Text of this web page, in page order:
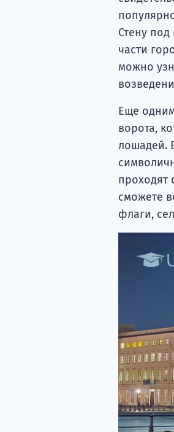
Стену
части
можно
Еще
ворота,
лошадей.
проходят
сможете
флаги,